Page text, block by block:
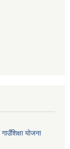
योजना